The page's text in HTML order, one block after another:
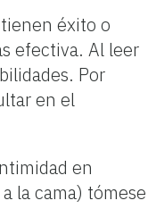
éxito o
efectiva. Al leer
Por
en el
en
la cama) tómese